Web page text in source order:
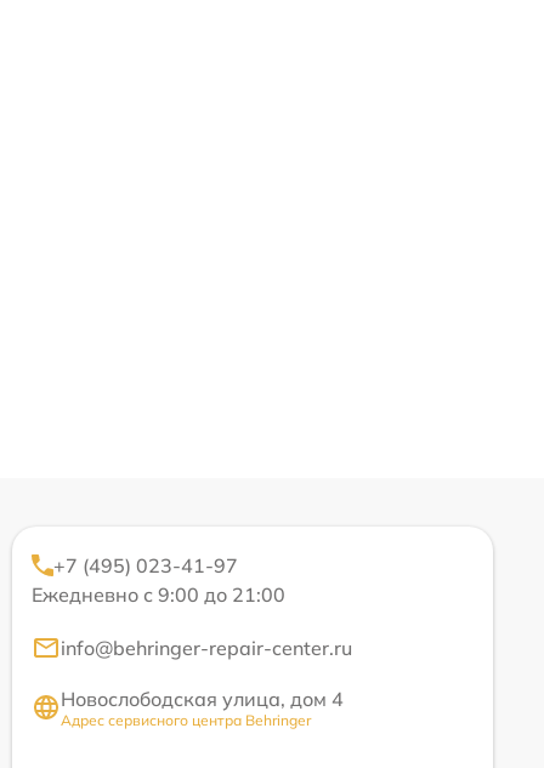
+7 (495) 023-41-97
Ежедневно с 9:00 до 21:00
info@behringer-repair-center.ru
Новослободская улица, дом 4
Адрес сервисного центра Behringer